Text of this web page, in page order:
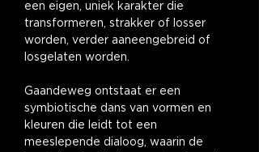
een eigen, uniek karakter die
transformeren, strakker of losser
worden, verder aaneengebreid of
losgelaten worden.
Gaandeweg ontstaat er een
symbiotische dans van vormen en
kleuren die leidt tot een
meeslepende dialoog, waarin de